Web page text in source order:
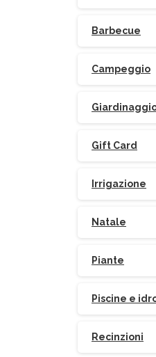
Barbecue
Campeggio
Gift Card
Irrigazione
Natale
Piante
Piscine e
Recinzioni